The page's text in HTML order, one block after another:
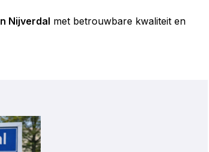
Nijverdal met betrouwbare kwaliteit en